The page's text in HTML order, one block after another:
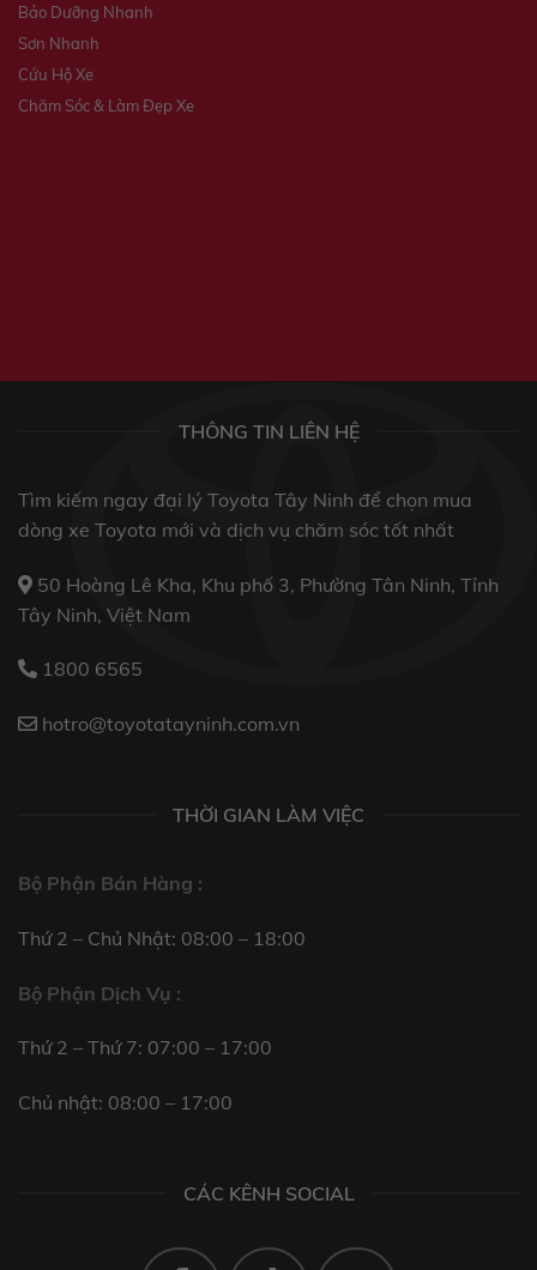
Bảo Dưỡng Nhanh
Sơn Nhanh
Cứu Hộ Xe
Chăm Sóc & Làm Đẹp Xe
THÔNG TIN LIÊN HỆ
Tìm kiếm ngay đại lý Toyota Tây Ninh để chọn mua
dòng xe Toyota mới và dịch vụ chăm sóc tốt nhất
50 Hoàng Lê Kha, Khu phố 3, Phường Tân Ninh, Tỉnh
Tây Ninh, Việt Nam
1800 6565
hotro@toyotatayninh.com.vn
THỜI GIAN LÀM VIỆC
Bộ Phận Bán Hàng :
Thứ 2 – Chủ Nhật: 08:00 – 18:00
Bộ Phận Dịch Vụ :
Thứ 2 – Thứ 7: 07:00 – 17:00
Chủ nhật: 08:00 – 17:00
CÁC KÊNH SOCIAL